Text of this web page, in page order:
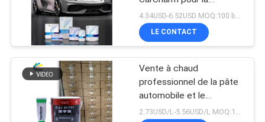
réparation de carrosserie
automobile
LE CONTACT
Vente à chaud
professionnel de la pâte
automobile et le
remplissage pour la